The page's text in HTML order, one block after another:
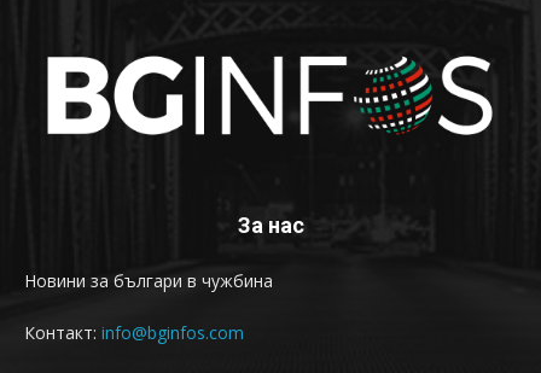
За нас
Новини за българи в чужбина
Контакт: info@bginfos.com